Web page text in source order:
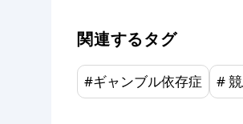
関連するタグ
#ギャンブル依存症 #